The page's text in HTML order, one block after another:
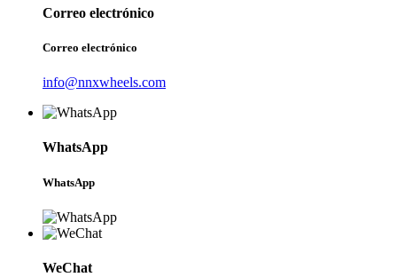
Correo electrónico
Correo electrónico
info@nnxwheels.com
WhatsApp
WhatsApp
WeChat